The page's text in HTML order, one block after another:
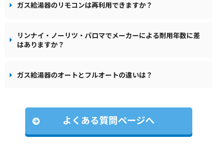
ガス給湯器のリモコンは再利用できますか？
リンナイ・ノーリツ・パロマでメーカーによる耐用年数に差
はありますか？
ガス給湯器のオートとフルオートの違いは？
よくある質問ページへ